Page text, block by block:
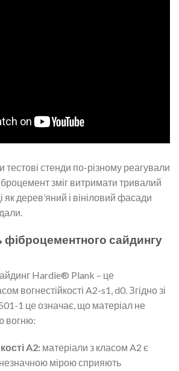
тестові стенди по-різному реагували
зміг витримати тривалий
як дерев’яний і вініловий фасади
фіброцементного сайдингу
Hardie® Plank – це
вогнестійкості A2-s1, d0. Згідно зі
1 це означає, що матеріал не
вогню:
A2:матеріали з класом A2 є
мірою сприяють